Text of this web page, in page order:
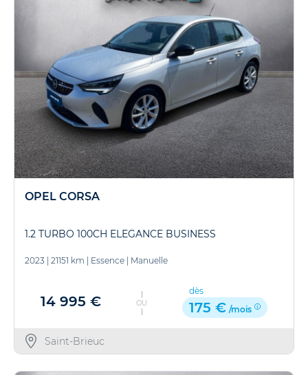
OPEL CORSA
1.2 TURBO 100CH ELEGANCE BUSINESS
2023 | 21151 km | Essence | Manuelle
14 995 € OU
dès
175 € /mois
Saint-Brieuc